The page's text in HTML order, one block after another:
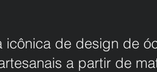
icônica de design de
a partir de